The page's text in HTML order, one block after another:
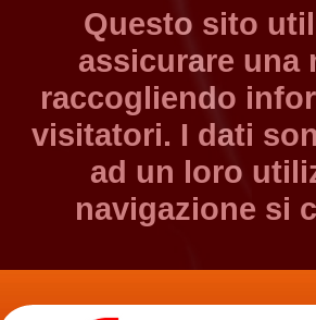
Questo sito
assicurare una
raccogliendo
visitatori. I dati
ad un loro
navigazione si